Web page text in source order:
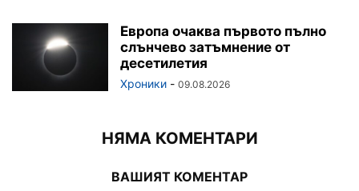
Европа очаква първото пълно
слънчево затъмнение от
десетилетия
Хроники - 09.08.2026
НЯМА КОМЕНТАРИ
ВАШИЯТ КОМЕНТАР